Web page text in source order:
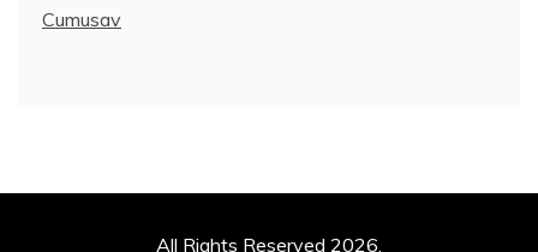
Cumusav
All Rights Reserved 2026.